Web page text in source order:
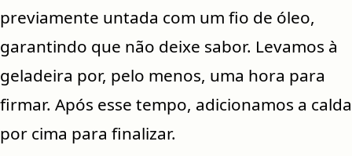
previamente untada com um fio de óleo,
garantindo que não deixe sabor. Levamos à
geladeira por, pelo menos, uma hora para
firmar. Após esse tempo, adicionamos a calda
por cima para finalizar.